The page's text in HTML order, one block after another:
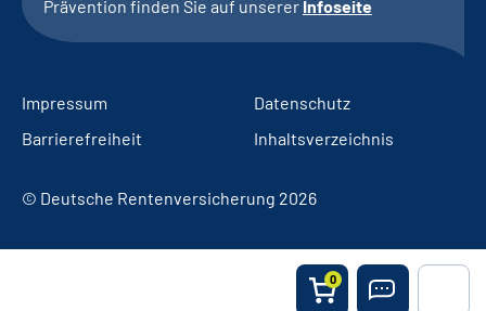
0
Prävention finden Sie auf unserer Infoseite
Impressum
Datenschutz
Barrierefreiheit
Inhaltsverzeichnis
© Deutsche Rentenversicherung 2026